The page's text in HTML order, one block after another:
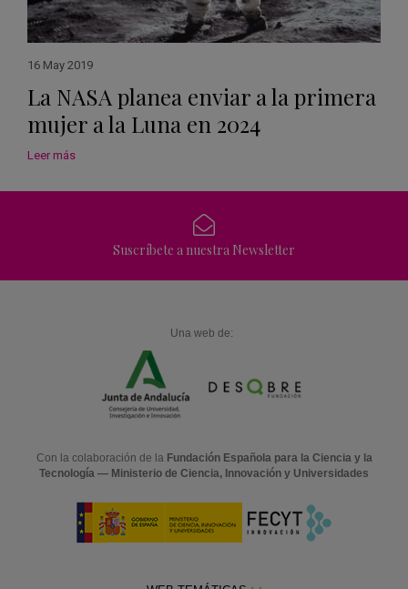
16 May 2019
La NASA planea enviar a la primera
mujer a la Luna en 2024
Leer más
Suscríbete a nuestra Newsletter
Una web de:
Con la colaboración de la Fundación Española para la Ciencia y la
Tecnología — Ministerio de Ciencia, Innovación y Universidades